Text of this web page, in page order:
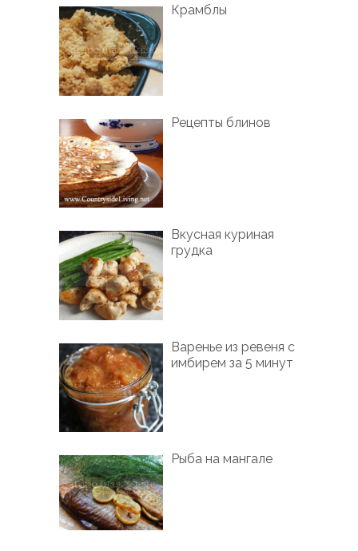
Крамблы
Рецепты блинов
Вкусная куриная
грудка
Варенье из ревеня с
имбирем за 5 минут
Рыба на мангале